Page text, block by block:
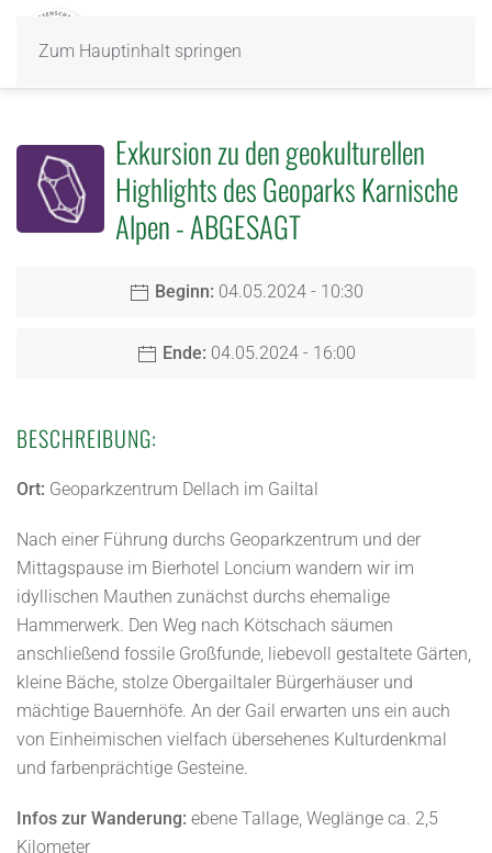
Zum Hauptinhalt springen
Exkursion zu den geokulturellen
Highlights des Geoparks Karnische
Alpen - ABGESAGT
Beginn: 04.05.2024 - 10:30
Ende: 04.05.2024 - 16:00
BESCHREIBUNG:
Ort: Geoparkzentrum Dellach im Gailtal
Nach einer Führung durchs Geoparkzentrum und der
Mittagspause im Bierhotel Loncium wandern wir im
idyllischen Mauthen zunächst durchs ehemalige
Hammerwerk. Den Weg nach Kötschach säumen
anschließend fossile Großfunde, liebevoll gestaltete Gärten,
kleine Bäche, stolze Obergailtaler Bürgerhäuser und
mächtige Bauernhöfe. An der Gail erwarten uns ein auch
von Einheimischen vielfach übersehenes Kulturdenkmal
und farbenprächtige Gesteine.
Infos zur Wanderung: ebene Tallage, Weglänge ca. 2,5
Kilometer